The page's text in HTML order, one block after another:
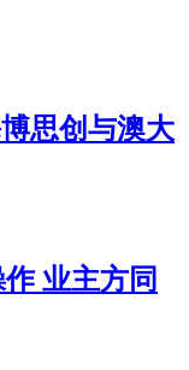
思创与澳大
业主方同